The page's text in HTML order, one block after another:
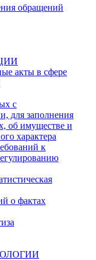
обращений
акты в сфере
с
для заполнения
об имуществе и
характера
к
о фактах